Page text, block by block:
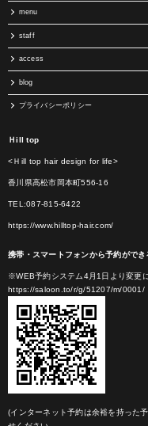
menu
staff
access
blog
プライバシーポリシー
Ｈill top
<Ｈill top hair design for life>
香川県高松市岡本町556-16
TEL:087-815-6422
https://www.hilltop-hair.com/
携帯・スマートフォンから予約ができ
※WEB予約システム4月1日より変更
https://saloon.to/r/g/51207/m/0001/
(インターネット予約は余裕を持った